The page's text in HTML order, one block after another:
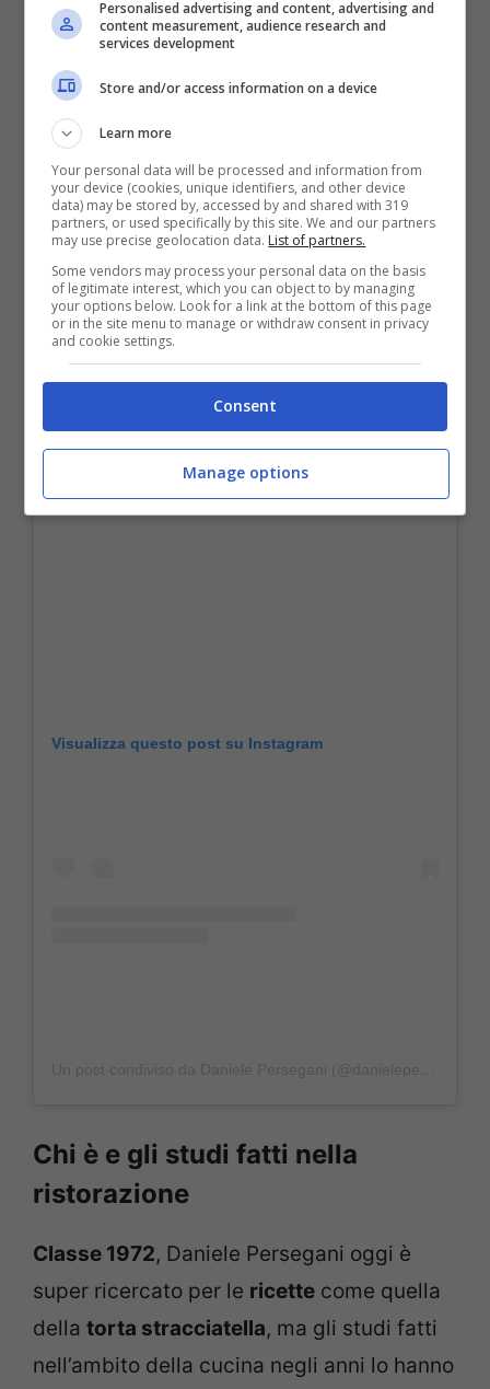
piatti sono tutti legati alla tradizione, ma
con un tocco molto raffinato e a tratti
innovativo. Il suo ristorante si trova in Via
Po 14 a Castelvetro Piacentino (PC). Ma
non solo, ha anche creato Gustincanto,
descritto su Instagram come “Il nuovo
Centro del Gusto: Ristorante, Cooking
Academy, Bar Food&Drink, Spazio Take
Away e Kitchen Store”.
Visualizza questo post su Instagram
Chi è e gli studi fatti nella
ristorazione
Classe 1972, Daniele Persegani oggi è
super ricercato per le ricette come quella
della torta stracciatella, ma gli studi fatti
nell’ambito della cucina negli anni lo hanno
Personalised advertising and content, advertising and
content measurement, audience research and
services development
Store and/or access information on a device
Learn more
Your personal data will be processed and information from
your device (cookies, unique identifiers, and other device
data) may be stored by, accessed by and shared with 319
partners, or used specifically by this site. We and our partners
may use precise geolocation data. List of partners.
Some vendors may process your personal data on the basis
of legitimate interest, which you can object to by managing
your options below. Look for a link at the bottom of this page
or in the site menu to manage or withdraw consent in privacy
and cookie settings.
Consent
Manage options